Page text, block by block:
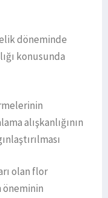
döneminde
konusunda
alışkanlığının
olan flor
öneminin